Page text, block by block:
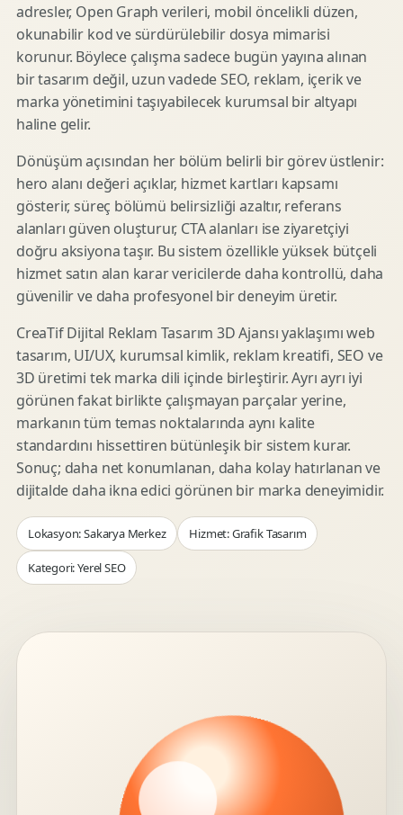
adresler, Open Graph verileri, mobil öncelikli düzen,
okunabilir kod ve sürdürülebilir dosya mimarisi
korunur. Böylece çalışma sadece bugün yayına alınan
bir tasarım değil, uzun vadede SEO, reklam, içerik ve
marka yönetimini taşıyabilecek kurumsal bir altyapı
haline gelir.
Dönüşüm açısından her bölüm belirli bir görev üstlenir:
hero alanı değeri açıklar, hizmet kartları kapsamı
gösterir, süreç bölümü belirsizliği azaltır, referans
alanları güven oluşturur, CTA alanları ise ziyaretçiyi
doğru aksiyona taşır. Bu sistem özellikle yüksek bütçeli
hizmet satın alan karar vericilerde daha kontrollü, daha
güvenilir ve daha profesyonel bir deneyim üretir.
CreaTif Dijital Reklam Tasarım 3D Ajansı yaklaşımı web
tasarım, UI/UX, kurumsal kimlik, reklam kreatifi, SEO ve
3D üretimi tek marka dili içinde birleştirir. Ayrı ayrı iyi
görünen fakat birlikte çalışmayan parçalar yerine,
markanın tüm temas noktalarında aynı kalite
standardını hissettiren bütünleşik bir sistem kurar.
Sonuç; daha net konumlanan, daha kolay hatırlanan ve
dijitalde daha ikna edici görünen bir marka deneyimidir.
Lokasyon: Sakarya Merkez Hizmet: Grafik Tasarım
Kategori: Yerel SEO